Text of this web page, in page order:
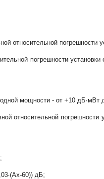
относительной погрешности
погрешности
мощности - от +10 дБ∙мВт
относительной
60)) дБ;